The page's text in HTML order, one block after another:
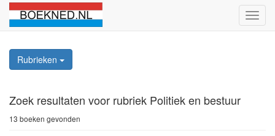
Rubrieken
Zoek resultaten voor rubriek Politiek en bestuur
13 boeken gevonden